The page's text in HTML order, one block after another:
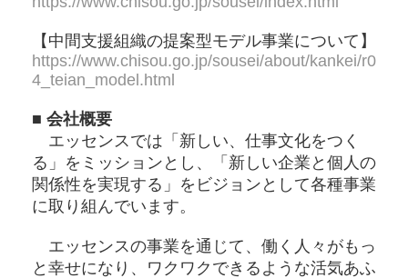
【中間支援組織の提案型モデル事業について】
https://www.chisou.go.jp/sousei/about/kankei/r0
4_teian_model.html
■ 会社概要
エッセンスでは「新しい、仕事⽂化をつく
る」をミッションとし、「新しい企業と個⼈の
関係性を実現する」をビジョンとして各種事業
に取り組んでいます。
エッセンスの事業を通じて、働く人々がもっ
と幸せになり、ワクワクできるような活気あふ